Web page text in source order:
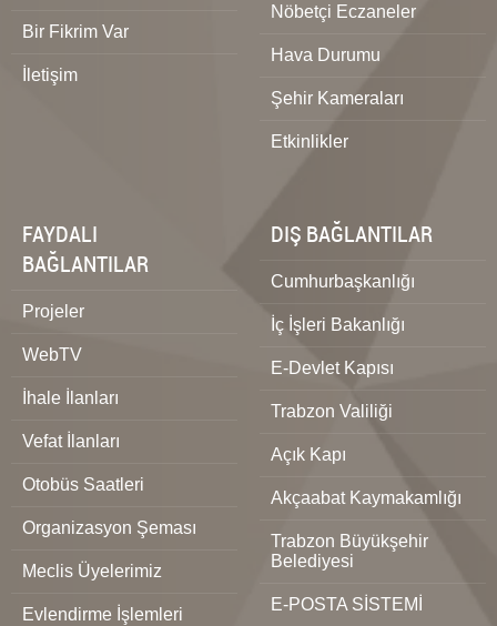
Bir Fikrim Var
İletişim
Nöbetçi Eczaneler
Hava Durumu
Şehir Kameraları
Etkinlikler
FAYDALI
BAĞLANTILAR
Projeler
WebTV
İhale İlanları
Vefat İlanları
Otobüs Saatleri
Organizasyon Şeması
Meclis Üyelerimiz
Evlendirme İşlemleri
DIŞ BAĞLANTILAR
Cumhurbaşkanlığı
İç İşleri Bakanlığı
E-Devlet Kapısı
Trabzon Valiliği
Açık Kapı
Akçaabat Kaymakamlığı
Trabzon Büyükşehir
Belediyesi
E-POSTA SİSTEMİ